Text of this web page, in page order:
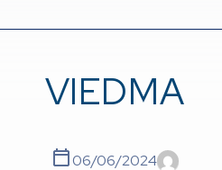
VIEDMA
06/06/2024